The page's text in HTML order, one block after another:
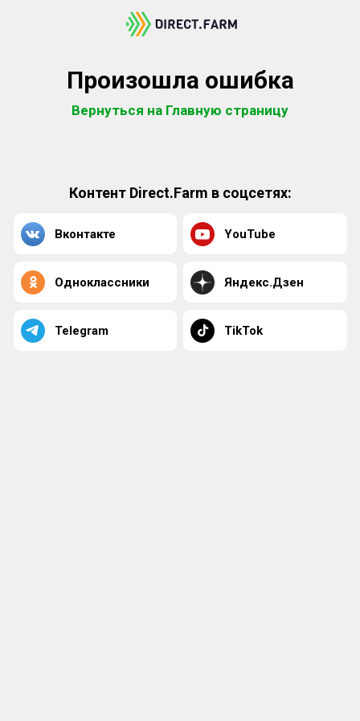
Произошла ошибка
Вернуться на Главную страницу
Контент Direct.Farm в соцсетях:
Вконтакте YouTube
Одноклассники Яндекс.Дзен
Telegram TikTok